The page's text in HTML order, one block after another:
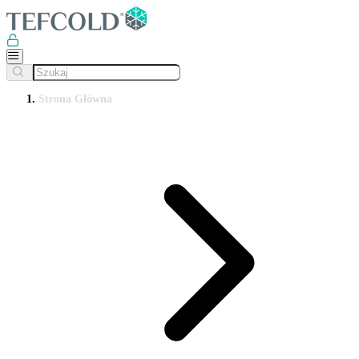
Strona Główna